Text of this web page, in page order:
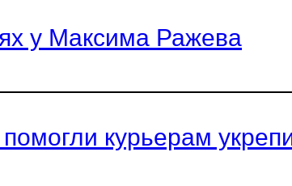
у Максима Ражева
курьерам